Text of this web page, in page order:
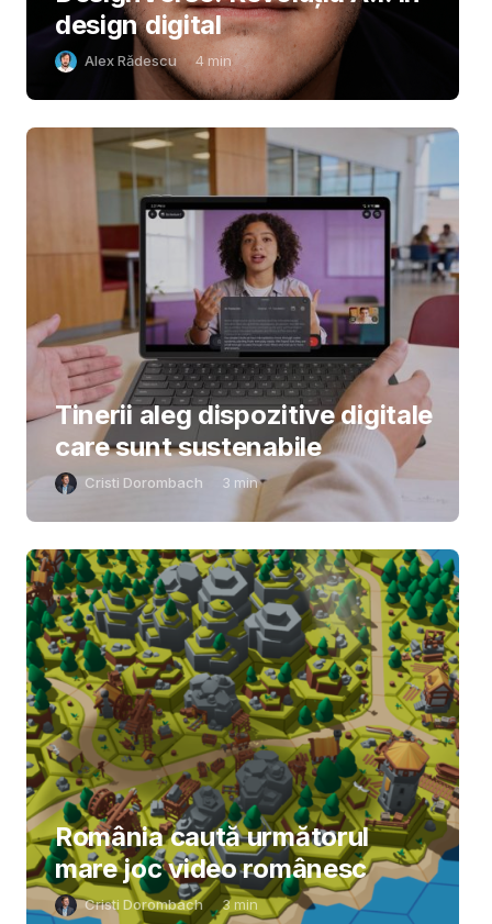
design digital
Alex Rădescu 4 min
Tinerii aleg dispozitive digitale
care sunt sustenabile
Cristi Dorombach 3 min
România caută următorul
mare joc video românesc
Cristi Dorombach 3min